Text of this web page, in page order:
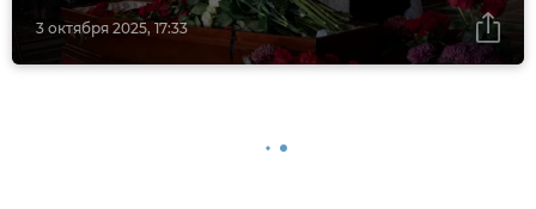
3 октября 2025, 17:33